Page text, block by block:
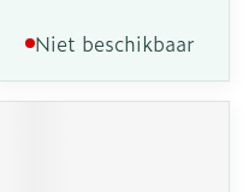
Niet beschikbaar